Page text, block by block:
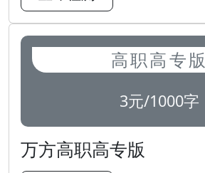
高职高专版
3元/1000字
万方高职高专版